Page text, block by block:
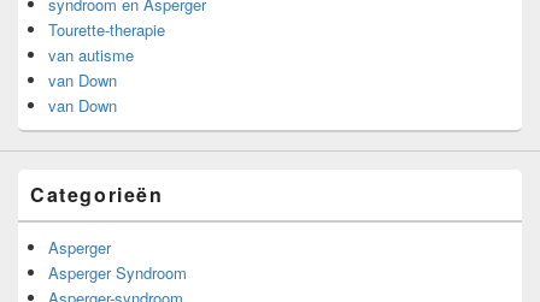
Tourette-therapie
van autisme
van Down
van Down
Categorieën
Asperger
Asperger Syndroom